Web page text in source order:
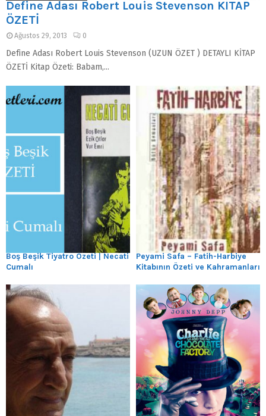
Define Adası Robert Louis Stevenson KİTAP
ÖZETİ
Ağustos 29, 2013 0
Define Adası Robert Louis Stevenson (UZUN ÖZET ) DETAYLI KİTAP
ÖZETİ Kitap Özeti: Babam,...
Boş Beşik Tiyatro Özeti | Necati
Cumalı
Peyami Safa – Fatih-Harbiye
Kitabının Özeti ve Kahramanları